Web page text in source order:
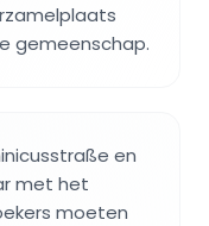
gemeenschap.
en
met het
moeten